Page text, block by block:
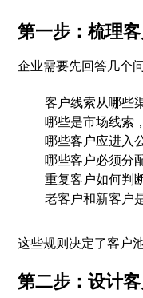
第一步：梳理
企业需要先回答几个
客户线索从哪些
哪些是市场线索
哪些客户应进入
哪些客户必须分
重复客户如何判
老客户和新客户
这些规则决定了客户
第二步：设计